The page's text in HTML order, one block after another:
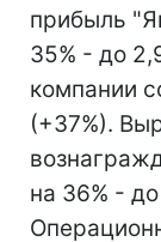
прибыль
35% - до
компании
(+37%).
на 36% -